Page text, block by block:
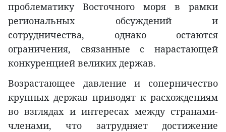
проблематику Восточного моря в рамки
региональных обсуждений и
сотрудничества, однако остаются
ограничения, связанные с нарастающей
конкуренцией великих держав.
Возрастающее давление и соперничество
крупных держав приводят к расхождениям
во взглядах и интересах между странами-
членами, что затрудняет достижение